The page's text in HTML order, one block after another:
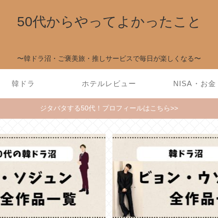
50代からやってよかったこと
〜韓ドラ沼・ご褒美旅・推しサービスで毎日が楽しくなる〜
韓ドラ ホテルレビュー NISA・お金
ジタバタする50代！プロフィールはこちら>>